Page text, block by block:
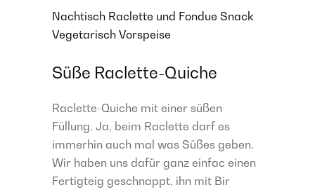
Nachtisch Raclette und Fondue Snack
Vegetarisch Vorspeise
Süße Raclette-Quiche
Raclette-Quiche mit einer süßen
Füllung. Ja, beim Raclette darf es
immerhin auch mal was Süßes geben.
Wir haben uns dafür ganz einfac einen
Fertigteig geschnappt, ihn mit Bir